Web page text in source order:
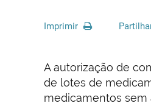
Imprimir
A autorização de
de lotes de
medicamentos sem